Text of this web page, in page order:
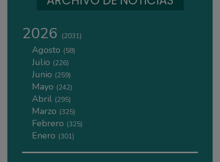
2026 (2031)
Agosto (58)
Julio (226)
Junio (259)
Mayo (242)
Abril (295)
Marzo (325)
Febrero (325)
Enero (301)